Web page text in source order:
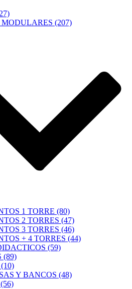
(207)
1 TORRE (80)
2 TORRES (47)
3 TORRES (46)
+ 4 TORRES (44)
(59)
(89)
Y BANCOS (48)